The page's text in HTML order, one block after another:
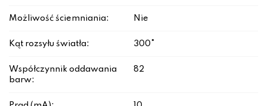
Możliwość ściemniania: Nie
Kąt rozsyłu światła: 300°
Współczynnik oddawania
barw:
82